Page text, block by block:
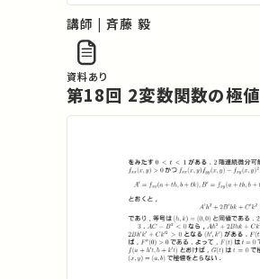
講師 | 斉藤 毅
資料あり
第18回 2変数関数の極値